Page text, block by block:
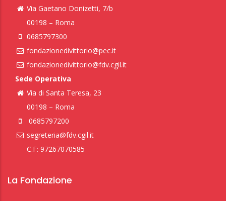
Via Gaetano Donizetti, 7/b
00198 – Roma
0685797300
fondazionedivittorio@pec.it
fondazionedivittorio@fdv.cgil.it
Sede Operativa
Via di Santa Teresa, 23
00198 – Roma
0685797200
segreteria@fdv.cgil.it
C.F: 97267070585
La Fondazione